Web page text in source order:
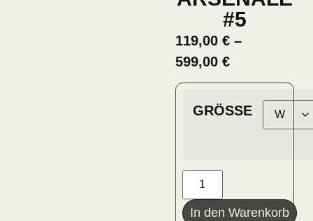
#5
119,00 €–
599,00 €
GRÖSSE
In den Warenkorb